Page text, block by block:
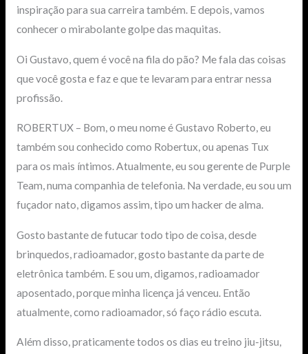
inspiração para sua carreira também. E depois, vamos
conhecer o mirabolante golpe das maquitas.
Oi Gustavo, quem é você na fila do pão? Me fala das coisas
que você gosta e faz e que te levaram para entrar nessa
profissão.
ROBERTUX – Bom, o meu nome é Gustavo Roberto, eu
também sou conhecido como Robertux, ou apenas Tux
para os mais íntimos. Atualmente, eu sou gerente de Purple
Team, numa companhia de telefonia. Na verdade, eu sou um
fuçador nato, digamos assim, tipo um hacker de alma.
Gosto bastante de futucar todo tipo de coisa, desde
brinquedos, radioamador, gosto bastante da parte de
eletrônica também. E sou um, digamos, radioamador
aposentado, porque minha licença já venceu. Então
atualmente, como radioamador, só faço rádio escuta.
Além disso, praticamente todos os dias eu treino jiu-jitsu,